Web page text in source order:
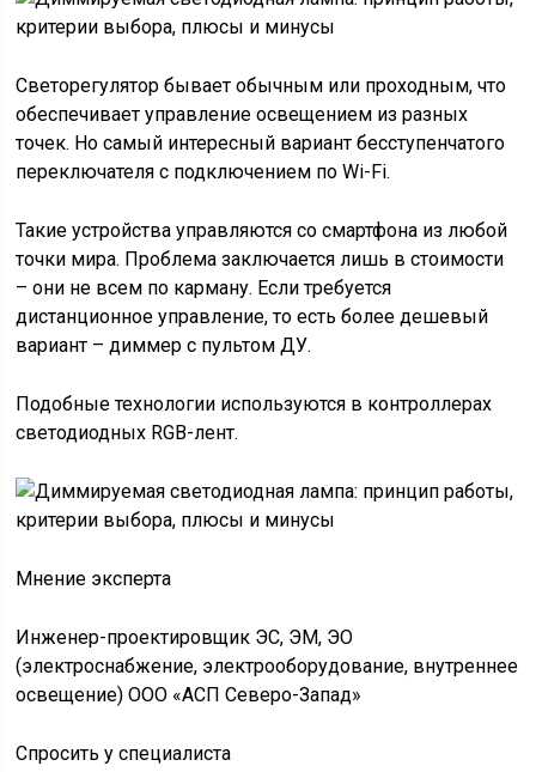
Светорегулятор бывает обычным или проходным, что
обеспечивает управление освещением из разных
точек. Но самый интересный вариант бесступенчатого
переключателя с подключением по Wi-Fi.
Такие устройства управляются со смартфона из любой
точки мира. Проблема заключается лишь в стоимости
– они не всем по карману. Если требуется
дистанционное управление, то есть более дешевый
вариант – диммер с пультом ДУ.
Подобные технологии используются в контроллерах
светодиодных RGB-лент.
Мнение эксперта
Инженер-проектировщик ЭС, ЭМ, ЭО
(электроснабжение, электрооборудование, внутреннее
освещение) ООО «АСП Северо-Запад»
Спросить у специалиста